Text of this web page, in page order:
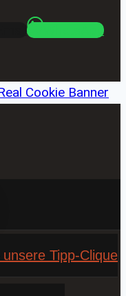
WhatsApp
Cookie Banner
Tipp-Clique